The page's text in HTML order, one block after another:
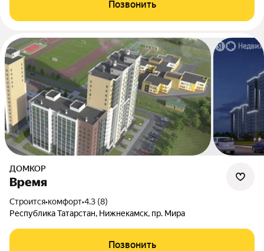
Позвонить
ДОМКОР
Время
Строится•комфорт•4.3 (8)
Республика Татарстан, Нижнекамск, пр. Мира
Позвонить